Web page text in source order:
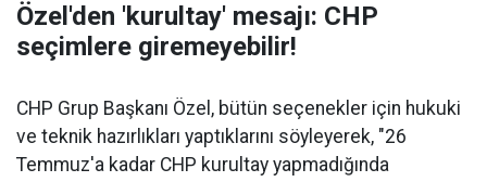
Özel'den 'kurultay' mesajı: CHP
seçimlere giremeyebilir!
CHP Grup Başkanı Özel, bütün seçenekler için hukuki
ve teknik hazırlıkları yaptıklarını söyleyerek, "26
Temmuz'a kadar CHP kurultay yapmadığında